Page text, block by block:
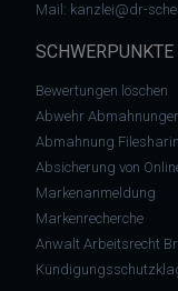
Mail: kanzlei@dr-
SCHWERPUNKTE
Bewertungen löschen
Abwehr
Abmahnung
Absicherung von
Markenanmeldung
Markenrecherche
Anwalt Arbeitsrecht